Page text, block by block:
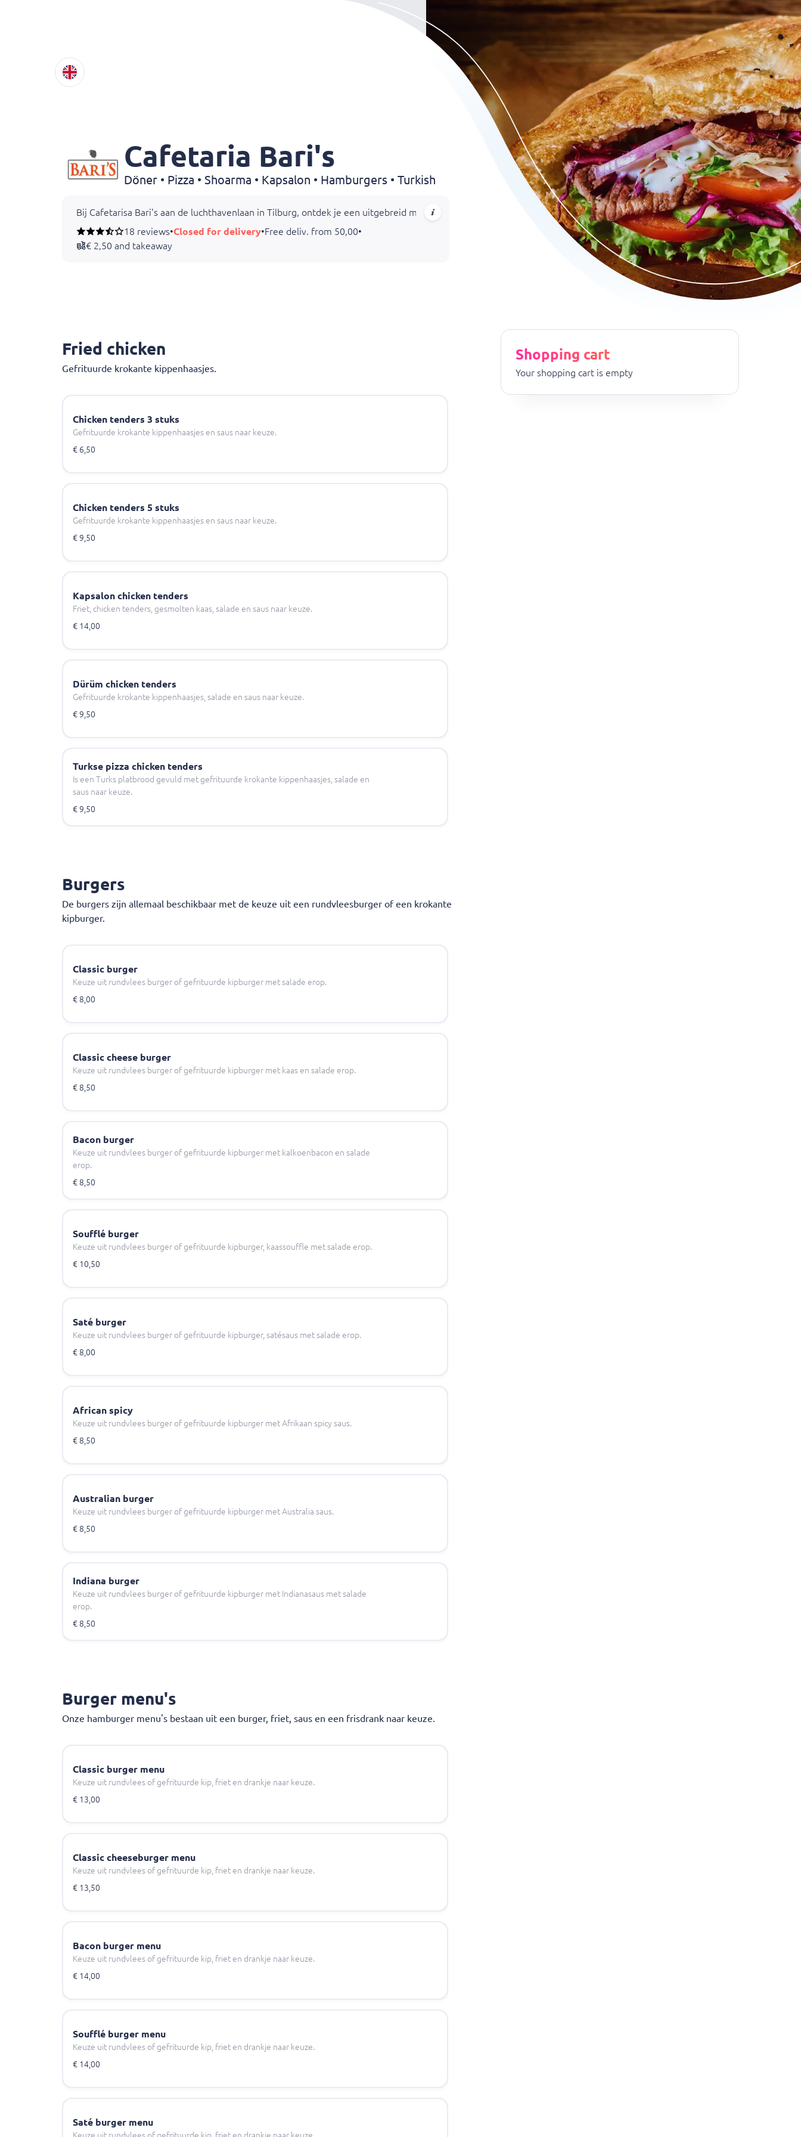
Cafetaria Bari's
Döner • Pizza • Shoarma • Kapsalon • Hamburgers • Turkish
Bij Cafetarisa Bari's aan de luchthavenlaan in Tilburg, ontdek je een uitgebreid menu met heerlijke Turkse specialiteiten, waaronder authentieke Turkse broodjes en
18 reviews•Closed for delivery•Free deliv. from 50,00•
€ 2,50 and takeaway
Fried chicken
Gefrituurde krokante kippenhaasjes.
Chicken tenders 3 stuks
Gefrituurde krokante kippenhaasjes en saus naar keuze.
€ 6,50
Chicken tenders 5 stuks
Gefrituurde krokante kippenhaasjes en saus naar keuze.
€ 9,50
Kapsalon chicken tenders
Friet, chicken tenders, gesmolten kaas, salade en saus naar keuze.
€ 14,00
Dürüm chicken tenders
Gefrituurde krokante kippenhaasjes, salade en saus naar keuze.
€ 9,50
Turkse pizza chicken tenders
Is een Turks platbrood gevuld met gefrituurde krokante kippenhaasjes, salade en
saus naar keuze.
€ 9,50
Burgers
De burgers zijn allemaal beschikbaar met de keuze uit een rundvleesburger of een krokante
kipburger.
Classic burger
Keuze uit rundvlees burger of gefrituurde kipburger met salade erop.
€ 8,00
Classic cheese burger
Keuze uit rundvlees burger of gefrituurde kipburger met kaas en salade erop.
€ 8,50
Bacon burger
Keuze uit rundvlees burger of gefrituurde kipburger met kalkoenbacon en salade
erop.
€ 8,50
Soufflé burger
Keuze uit rundvlees burger of gefrituurde kipburger, kaassouffle met salade erop.
€ 10,50
Saté burger
Keuze uit rundvlees burger of gefrituurde kipburger, satésaus met salade erop.
€ 8,00
African spicy
Keuze uit rundvlees burger of gefrituurde kipburger met Afrikaan spicy saus.
€ 8,50
Australian burger
Keuze uit rundvlees burger of gefrituurde kipburger met Australia saus.
€ 8,50
Indiana burger
Keuze uit rundvlees burger of gefrituurde kipburger met Indianasaus met salade
erop.
€ 8,50
Burger menu's
Onze hamburger menu's bestaan uit een burger, friet, saus en een frisdrank naar keuze.
Classic burger menu
Keuze uit rundvlees of gefrituurde kip, friet en drankje naar keuze.
€ 13,00
Classic cheeseburger menu
Keuze uit rundvlees of gefrituurde kip, friet en drankje naar keuze.
€ 13,50
Bacon burger menu
Keuze uit rundvlees of gefrituurde kip, friet en drankje naar keuze.
€ 14,00
Soufflé burger menu
Keuze uit rundvlees of gefrituurde kip, friet en drankje naar keuze.
€ 14,00
Saté burger menu
Shopping cart
Your shopping cart is empty